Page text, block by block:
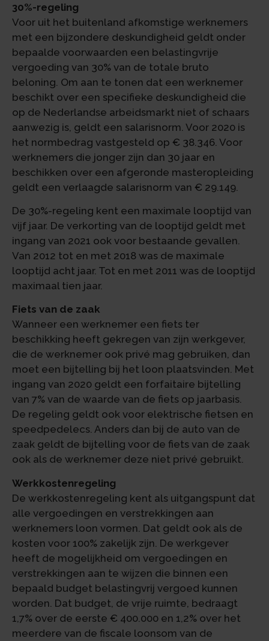
30%-regeling
Voor uit het buitenland afkomstige werknemers
met een bijzondere deskundigheid geldt onder
bepaalde voorwaarden een belastingvrije
vergoeding van 30% van de totale bruto
beloning. Om aan te tonen dat een werknemer
beschikt over een specifieke deskundigheid die
op de Nederlandse arbeidsmarkt niet of schaars
aanwezig is, geldt een salarisnorm. Voor 2020 is
het normbedrag vastgesteld op € 38.346. Voor
werknemers die jonger zijn dan 30 jaar en
beschikken over een afgeronde masteropleiding
geldt een verlaagde salarisnorm van € 29.149.
De 30%-regeling kent een maximale looptijd van
vijf jaar. De verkorting van de looptijd geldt met
ingang van 2021 ook voor bestaande gevallen.
Van 2012 tot en met 2018 was de maximale
looptijd acht jaar. Tot en met 2011 was de looptijd
maximaal tien jaar.
Fiets van de zaak
Wanneer een werknemer een fiets ter
beschikking heeft gekregen van zijn werkgever,
die de werknemer ook privé mag gebruiken, dan
moet een bijtelling bij het loon plaatsvinden. Met
ingang van 2020 geldt een forfaitaire bijtelling
van 7% van de waarde van de fiets op jaarbasis.
De regeling geldt ook voor elektrische fietsen en
speedpedelecs. Anders dan bij de auto van de
zaak geldt de bijtelling voor de fiets van de zaak
ook als de werknemer deze niet privé gebruikt.
Werkkostenregeling
De werkkostenregeling kent als uitgangspunt dat
alle vergoedingen en verstrekkingen aan
werknemers loon vormen. Dat geldt ook als de
kosten voor 100% zakelijk zijn. De werkgever
heeft de mogelijkheid om vergoedingen en
verstrekkingen aan te wijzen die binnen een
bepaald budget belastingvrij vergoed kunnen
worden. Dat budget, de vrije ruimte, bedraagt
1,7% over de eerste € 400.000 en 1,2% over het
meerdere van de fiscale loonsom van de